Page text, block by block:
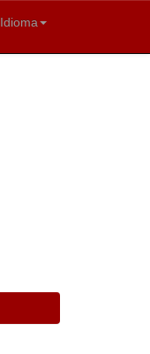
Idioma